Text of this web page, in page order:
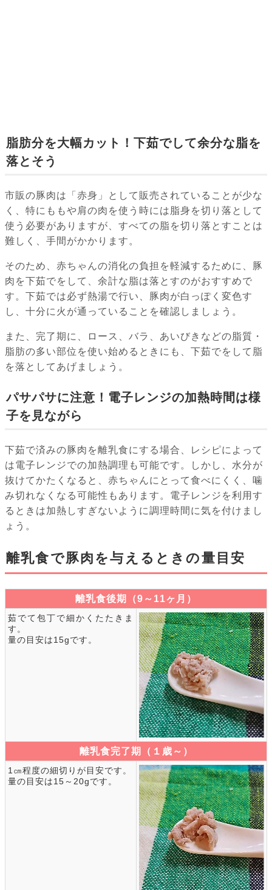
脂肪分を大幅カット！下茹でして余分な脂を
落とそう
市販の豚肉は「赤身」として販売されていることが少な
く、特にももや肩の肉を使う時には脂身を切り落として
使う必要がありますが、すべての脂を切り落とすことは
難しく、手間がかかります。
そのため、赤ちゃんの消化の負担を軽減するために、豚
肉を下茹でをして、余計な脂は落とすのがおすすめで
す。下茹では必ず熱湯で行い、豚肉が白っぽく変色す
し、十分に火が通っていることを確認しましょう。
また、完了期に、ロース、バラ、あいびきなどの脂質・
脂肪の多い部位を使い始めるときにも、下茹でをして脂
を落としてあげましょう。
パサパサに注意！電子レンジの加熱時間は様
子を見ながら
下茹で済みの豚肉を離乳食にする場合、レシピによって
は電子レンジでの加熱調理も可能です。しかし、水分が
抜けてかたくなると、赤ちゃんにとって食べにくく、噛
み切れなくなる可能性もあります。電子レンジを利用す
るときは加熱しすぎないように調理時間に気を付けまし
ょう。
離乳食で豚肉を与えるときの量目安
離乳食後期（9～11ヶ月）
茹でて包丁で細かくたたきま
す。
量の目安は15gです。
離乳食完了期（１歳～）
1㎝程度の細切りが目安です。
量の目安は15～20gです。